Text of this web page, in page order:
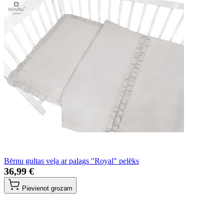
Bērnu gultas veļa ar palags "Royal" pelēks
36,99 €
Pievienot grozam